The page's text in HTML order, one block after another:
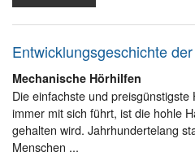
Entwicklungsgeschichte
Mechanische Hörhilfen
Die einfachste und
immer mit sich führt, ist die hohle
gehalten wird. Jahrhundertelang
Menschen ...